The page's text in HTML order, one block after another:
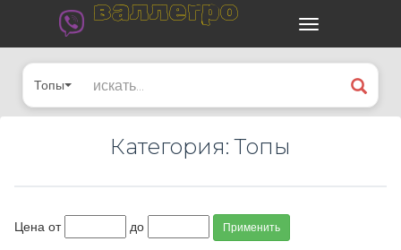
валлегро
Топы
Категория: Топы
Цена от до Применить